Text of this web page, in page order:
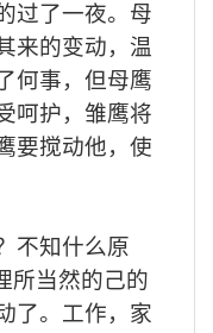
过了一夜。 母
来的变动，温
何事，但母鹰
呵护，雏鹰将
要搅动他，使
不知什么原
所当然的己的
了。工作，家